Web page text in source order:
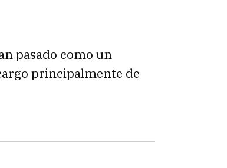
pasado como un
principalmente de